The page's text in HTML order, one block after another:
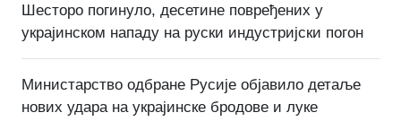
Шесторо погинуло, десетине повређених у
украјинском нападу на руски индустријски погон
Министарство одбране Русије објавило детаље
нових удара на украјинске бродове и луке